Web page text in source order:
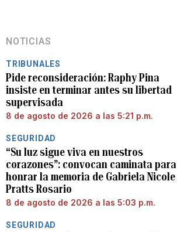
NOTICIAS
TRIBUNALES
Pide reconsideración: Raphy Pina
insiste en terminar antes su libertad
supervisada
8 de agosto de 2026 a las 5:21 p.m.
SEGURIDAD
“Su luz sigue viva en nuestros
corazones”: convocan caminata para
honrar la memoria de Gabriela Nicole
Pratts Rosario
8 de agosto de 2026 a las 5:03 p.m.
SEGURIDAD